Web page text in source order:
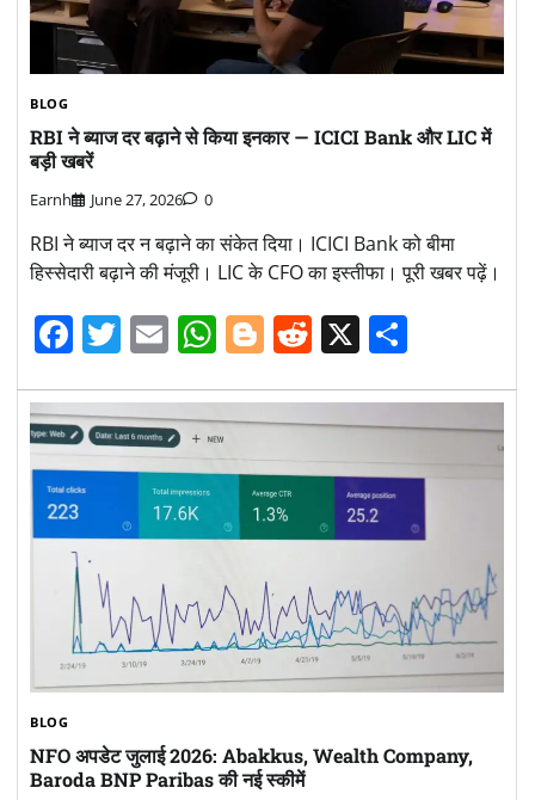
BLOG
RBI ने ब्याज दर बढ़ाने से किया इनकार — ICICI Bank और LIC में
बड़ी खबरें
Earnh June 27, 2026 0
RBI ने ब्याज दर न बढ़ाने का संकेत दिया। ICICI Bank को बीमा
हिस्सेदारी बढ़ाने की मंजूरी। LIC के CFO का इस्तीफा। पूरी खबर पढ़ें।
Facebook
Twitter
EmailWhatsApp
Blogger
Reddit
X
BLOG
NFO अपडेट जुलाई 2026: Abakkus, Wealth Company,
Baroda BNP Paribas की नई स्कीमें